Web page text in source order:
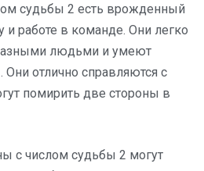
судьбы 2 есть врожденный
и работе в команде. Они легко
людьми и умеют
отлично справляются с
помирить две стороны в
с числом судьбы 2 могут